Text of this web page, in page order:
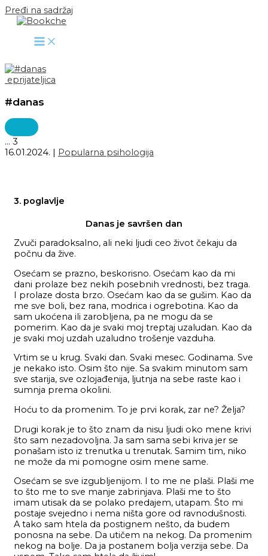
Pređi na sadržaj
eprijateljica
#danas
... 3
16.01.2024. | Popularna psihologija
3. poglavlje
Danas je savršen dan
Zvuči paradoksalno, ali neki ljudi ceo život čekaju da
počnu da žive.
Osećam se prazno, beskorisno. Osećam kao da mi
dani prolaze bez nekih posebnih vrednosti, bez traga.
I prolaze dosta brzo. Osećam kao da se gušim. Kao da
me sve boli, bez rana, modrica i ogrebotina. Kao da
sam ukoćena ili zarobljena, pa ne mogu da se
pomerim. Kao da je svaki moj treptaj uzaludan. Kao da
je svaki moj uzdah uzaludno trošenje vazduha.
Vrtim se u krug. Svaki dan. Svaki mesec. Godinama. Sve
je nekako isto. Osim što nije. Sa svakim minutom sam
sve starija, sve ozlojađenija, ljutnja na sebe raste kao i
sumnja prema okolini.
Hoću to da promenim. To je prvi korak, zar ne? Želja?
Drugi korak je to što znam da nisu ljudi oko mene krivi
što sam nezadovoljna. Ja sam sama sebi kriva jer se
ponašam isto iz trenutka u trenutak. Samim tim, niko
ne može da mi pomogne osim mene same.
Osećam se sve izgubljenijom. I to me ne plaši. Plaši me
to što me to sve manje zabrinjava. Plaši me to što
imam utisak da se polako predajem, utapam. Što mi
postaje svejedno i nema ništa gore od ravnodušnosti.
A tako sam htela da postignem nešto, da budem
ponosna na sebe. Da utičem na nekog. Da promenim
nekog na bolje. Da ja postanem bolja verzija sebe. Da